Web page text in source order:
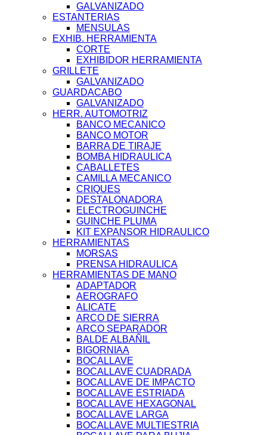
GALVANIZADO
ESTANTERIAS
MENSULAS
EXHIB. HERRAMIENTA
CORTE
EXHIBIDOR HERRAMIENTA
GRILLETE
GALVANIZADO
GUARDACABO
GALVANIZADO
HERR. AUTOMOTRIZ
BANCO MECANICO
BANCO MOTOR
BARRA DE TIRAJE
BOMBA HIDRAULICA
CABALLETES
CAMILLA MECANICO
CRIQUES
DESTALONADORA
ELECTROGUINCHE
GUINCHE PLUMA
KIT EXPANSOR HIDRAULICO
HERRAMIENTAS
MORSAS
PRENSA HIDRAULICA
HERRAMIENTAS DE MANO
ADAPTADOR
AEROGRAFO
ALICATE
ARCO DE SIERRA
ARCO SEPARADOR
BALDE ALBAÑIL
BIGORNIAA
BOCALLAVE
BOCALLAVE CUADRADA
BOCALLAVE DE IMPACTO
BOCALLAVE ESTRIADA
BOCALLAVE HEXAGONAL
BOCALLAVE LARGA
BOCALLAVE MULTIESTRIA